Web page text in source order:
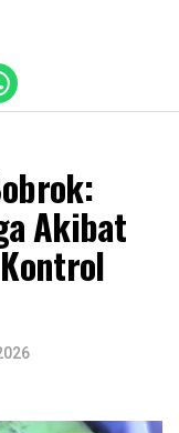
Akibat